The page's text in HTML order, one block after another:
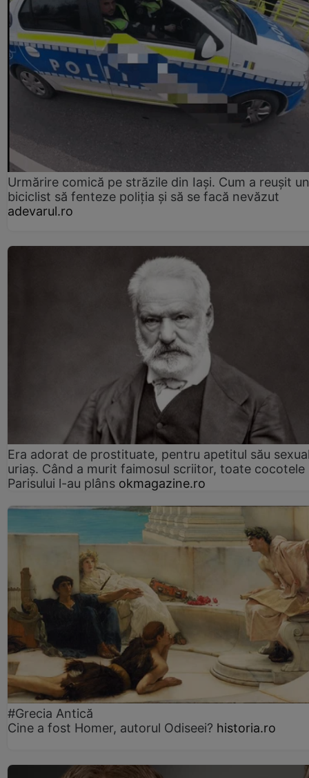
Urmărire comică pe străzile din Iași. Cum a reușit un
biciclist să fenteze poliția și să se facă nevăzut
adevarul.ro
Era adorat de prostituate, pentru apetitul său
uriaș. Când a murit faimosul scriitor, toate cocotele
Parisului l-au plâns okmagazine.ro
#Grecia Antică
Cine a fost Homer, autorul Odiseei? historia.ro